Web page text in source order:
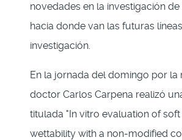
novedades en la investigación
hacia donde van las futuras
investigación.
En la jornada del domingo por la
doctor Carlos Carpena realizó
titulada "In vitro evaluation of
wettability with a non-modified